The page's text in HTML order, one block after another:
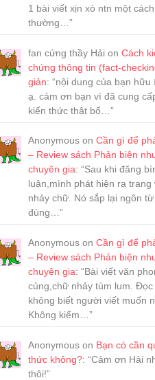
1 bài viết xịn xò ntn một cách
thường… ”
fan cứng thầy Hải on Cách
chứng thông tin (fact-
giản: “nội dung của bạn hữu
ạ. cảm ơn bạn vì đã cung
kiến thức thật bổ… ”
Anonymous on Cần gì để
– Review sách Phản biện
chuyên gia: “Sau khi đăng
luận,mình phát hiện ra trang
nhảy chữ. Nó sắp lại ngôn
đúng…”
Anonymous on Cần gì để
– Review sách Phản biện
chuyên gia: “Bài viết văn
củng,chữ nhảy tùm lum. Đọc
không biết người viết muốn
Không kiểm… ”
Anonymous on Bạn có cần
thức không?: “Cảm ơn Hải
thôi!”